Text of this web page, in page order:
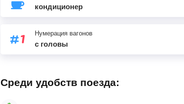
кондиционер
Нумерация вагонов
с головы
Среди удобств поезда: